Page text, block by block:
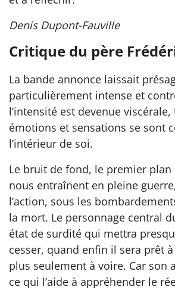
Denis Dupont-Fauville
Critique du père
La bande annonce laissait
particulièrement intense et
l’intensité est devenue
émotions et sensations se sont
l’intérieur de soi.
Le bruit de fond, le premier
nous entraînent en pleine
l’action, sous les
la mort. Le personnage central
état de surdité qui mettra
cesser, quand enfin il sera prêt
plus seulement à voire. Car son
ce qui l’aide à appréhender le